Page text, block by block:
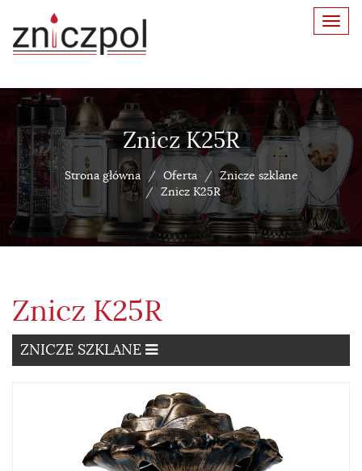
Znicz K25R
Strona główna Oferta
Znicze szklane
Znicz K25R
Znicz K25R
ZNICZE SZKLANE